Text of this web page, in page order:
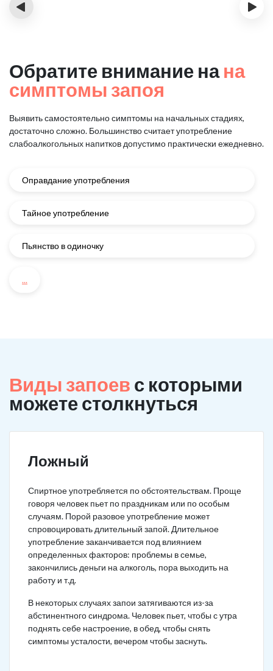
‹ ›
Обратите внимание нана
симптомы запоя
Выявить самостоятельно симптомы на начальных стадиях,
достаточно сложно. Большинство считает употребление
слабоалкогольных напитков допустимо практически ежедневно.
Оправдание употребления
Тайное употребление
Пьянство в одиночку
...
Виды запоев с которыми
можете столкнуться
Ложный
Спиртное употребляется по обстоятельствам. Проще
говоря человек пьет по праздникам или по особым
случаям. Порой разовое употребление может
спровоцировать длительный запой. Длительное
употребление заканчивается под влиянием
определенных факторов: проблемы в семье,
закончились деньги на алкоголь, пора выходить на
работу и т.д.
В некоторых случаях запои затягиваются из-за
абстинентного синдрома. Человек пьет, чтобы с утра
поднять себе настроение, в обед, чтобы снять
симптомы усталости, вечером чтобы заснуть.